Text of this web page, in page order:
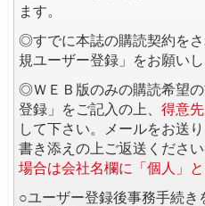
ます。
◎すでに本誌の購読契約を
規ユーザー登録」をお願いし
◎ＷＥＢ版のみの購読希望
登録」をご記入の上、 得意
して下さい。メールをお送
書き添えの上ご返送ください
場合は会社名欄に「個人」と
○ユーザー登録後事務手続き